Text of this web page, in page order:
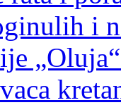
i